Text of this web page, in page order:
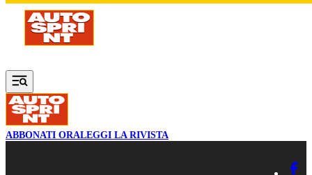
Vai al contenuto principale
ABBONATI ORALEGGI LA RIVISTA